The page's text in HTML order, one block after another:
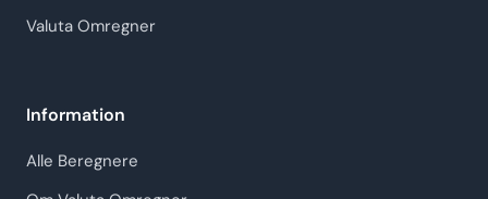
Valuta Omregner
Information
Alle Beregnere